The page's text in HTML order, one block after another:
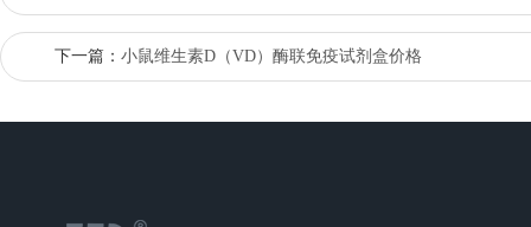
下一篇： 小鼠维生素D（VD）酶联免疫试剂盒价格